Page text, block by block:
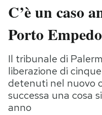
Italia
Politica
Tecnologia
Internet
Scienza
Cultura
C’è un caso
Porto
Il tribunale di
liberazione di
detenuti nel nuovo
successa una cosa
anno